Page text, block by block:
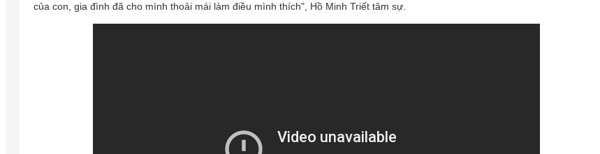
của con, gia đình đã cho mình thoải mái làm điều mình thích", Hồ Minh Triết tâm sự.